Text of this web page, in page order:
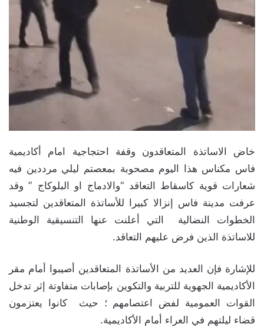
خاض الاساتذة المتعاقدون وقفة احتجاجية امام أكاديمية
فاس مكناس هذا اليوم مصحوبة بمعصتم ليلي مرددين فيه
شعارات قوية كاسقاط التعاقد “والادماج او البلوكاج ” وقد
عرفت مدينة فاس إنزالا كبيرا للأساتذة المتعاقدين لتجسيد
الخطوات النضالية التي أعلنت عنها التنسيقية الوطنية
للاساتذة الذين فرض عليهم التعاقد.
للإشارة فإن العديد من الأساتذة المتعاقدين أصيبوا أمام مقر
الأكاديمية الجهوية للتربية والتكوين بإصابات متفاوتة إثر تدخل
القوات العمومية لفض اعتصامهم ؛ حيث كانوا يعتزمون
قضاء ليلتهم في العراء أمام الأكاديمية.